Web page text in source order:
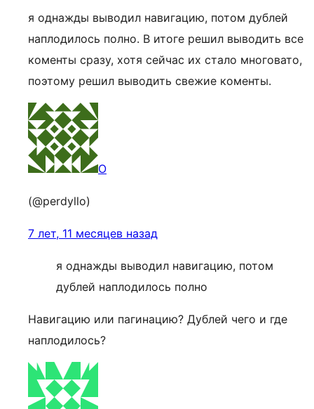
я однажды выводил навигацию, потом дублей
наплодилось полно. В итоге решил выводить все
коменты сразу, хотя сейчас их стало многовато,
поэтому решил выводить свежие коменты.
O
(@perdyllo)
7 лет, 11 месяцев назад
я однажды выводил навигацию, потом
дублей наплодилось полно
Навигацию или пагинацию? Дублей чего и где
наплодилось?